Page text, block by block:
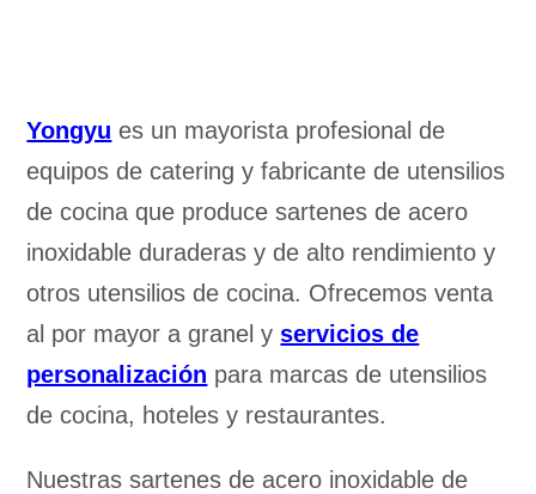
Yongyu es un mayorista profesional de
equipos de catering y fabricante de utensilios
de cocina que produce sartenes de acero
inoxidable duraderas y de alto rendimiento y
otros utensilios de cocina. Ofrecemos venta
al por mayor a granel yservicios de
personalización para marcas de utensilios
de cocina, hoteles y restaurantes.
Nuestras sartenes de acero inoxidable de